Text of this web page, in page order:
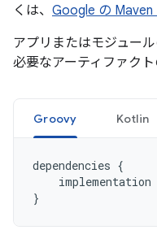
くは、 Google の Maven
アプリまたはモジュー
必要なアーティファクト
Groovy Kotlin
dependencies {
implementation
}